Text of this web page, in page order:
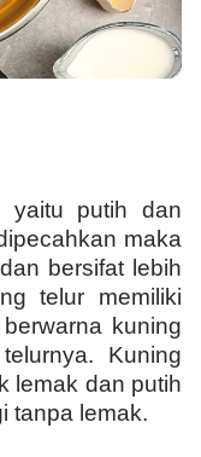
yaitu putih dan
maka
bersifat lebih
telur memiliki
kuning
Kuning
lemak dan putih
tanpa lemak.